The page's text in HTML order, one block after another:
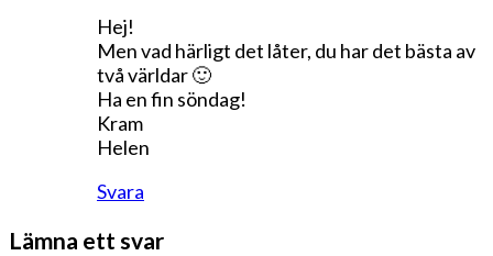
Hej!
Men vad härligt det låter, du har det bästa av
två världar 🙂
Ha en fin söndag!
Kram
Helen
Svara
Lämna ett svar